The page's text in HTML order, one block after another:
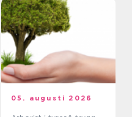
05. augusti 2026